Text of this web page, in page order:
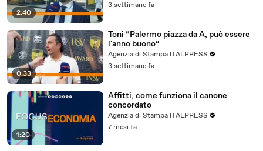
2:40
3 settimane fa
0:33
Toni “Palermo piazza da A, può essere
l'anno buono”
Agenzia di Stampa ITALPRESS
3 settimane fa
1:20
Affitti, come funziona il canone
concordato
Agenzia di Stampa ITALPRESS
7 mesi fa